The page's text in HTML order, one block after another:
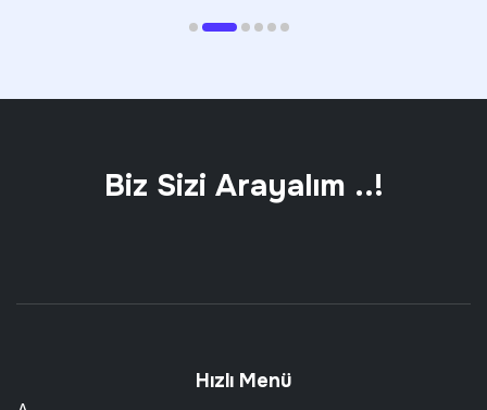
Biz Sizi Arayalım ..!
Hızlı Menü